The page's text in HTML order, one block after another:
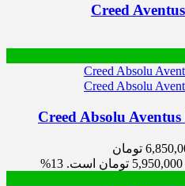
قیمت اصلی 6,850,000 تومان
13%